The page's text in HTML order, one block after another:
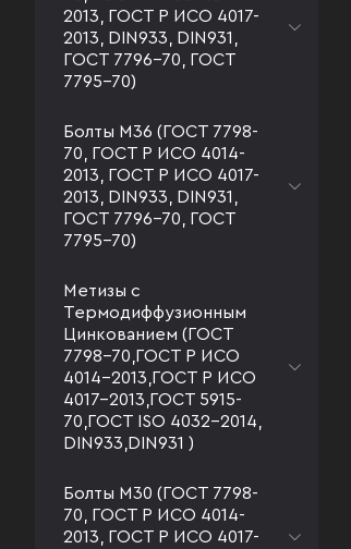
2013, ГОСТ Р ИСО 4017-
2013, DIN933, DIN931,
ГОСТ 7796-70, ГОСТ
7795-70)
Болты М36 (ГОСТ 7798-
70, ГОСТ Р ИСО 4014-
2013, ГОСТ Р ИСО 4017-
2013, DIN933, DIN931,
ГОСТ 7796-70, ГОСТ
7795-70)
Метизы с
Термодиффузионным
Цинкованием (ГОСТ
7798-70,ГОСТ Р ИСО
4014-2013,ГОСТ Р ИСО
4017-2013,ГОСТ 5915-
70,ГОСТ ISO 4032-2014,
DIN933,DIN931 )
Болты М30 (ГОСТ 7798-
70, ГОСТ Р ИСО 4014-
2013, ГОСТ Р ИСО 4017-